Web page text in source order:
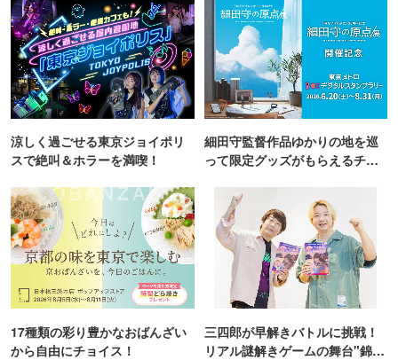
涼しく過ごせる東京ジョイポリ
スで絶叫＆ホラーを満喫！
細田守監督作品ゆかりの地を巡
って限定グッズがもらえるチャ
17種類の彩り豊かなおばんざい
から自由にチョイス！
三四郎が早解きバトルに挑戦！
リアル謎解きゲームの舞台"錦糸